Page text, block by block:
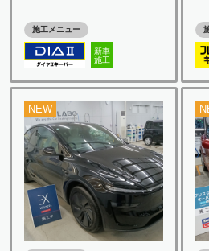
施工メニュー
新車
施工
NEW